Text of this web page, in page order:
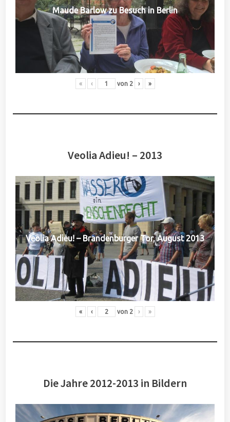
Maude Barlow zu Besuch in Berlin
« ‹ von 2 › »
Veolia Adieu! – 2013
Veolia Adieu! – Brandenburger Tor, August 2013
« ‹ von 2 › »
Die Jahre 2012-2013 in Bildern